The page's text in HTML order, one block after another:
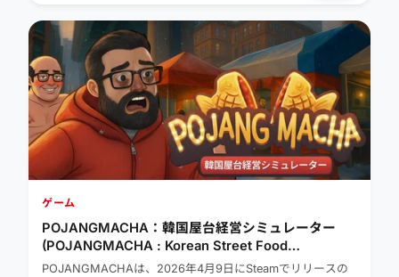
ゲーム
POJANGMACHA：韓国屋台経営シミュレーター
(POJANGMACHA : Korean Street Food
Management Simulator)
POJANGMACHAは、2026年4月9日にSteamでリリースの